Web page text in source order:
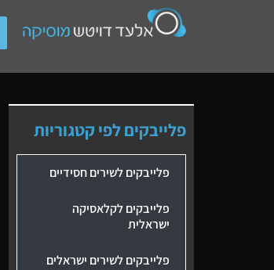
פלייבקים לפי קטגוריות
פלייבקים לשירים חסידיים
פלייבקים לקלאסיקה
ישראלית
פלייבקים לשירים ישראלים